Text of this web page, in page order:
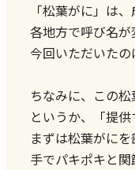
「松葉がに」は
各地方で呼び名が
今回いただいた
ちなみに、この
というか、「提
まずは松葉がにを
手でパキポキと関